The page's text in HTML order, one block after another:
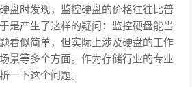
盘时发现，监控硬盘的价格往往比普
是产生了这样的疑问：监控硬盘能当
看似简单，但实际上涉及硬盘的工作
景等多个方面。作为存储行业的专业
一下这个问题。